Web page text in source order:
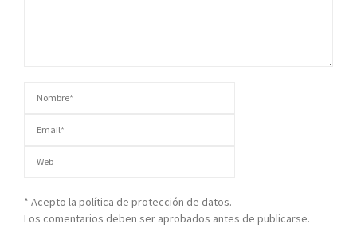
* Acepto la política de protección de datos.
Los comentarios deben ser aprobados antes de publicarse.